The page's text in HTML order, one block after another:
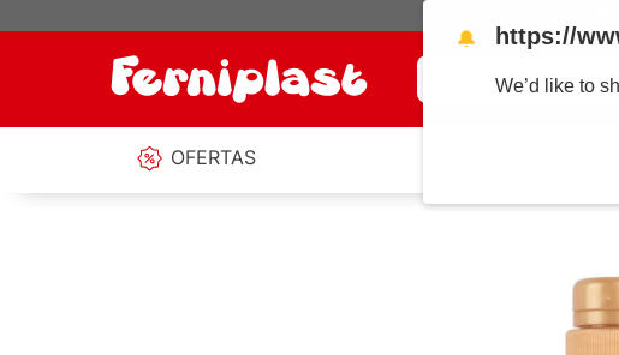
¿Qué estás buscando?
OFERTAS
🔔 https://
We’d like to